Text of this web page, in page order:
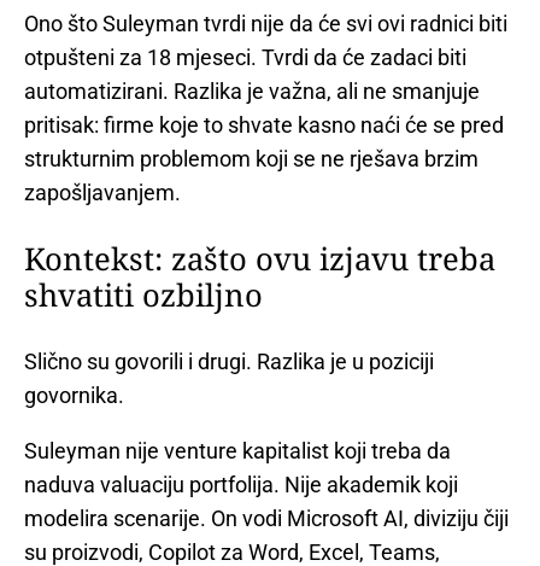
Ono što Suleyman tvrdi nije da će svi ovi radnici biti
otpušteni za 18 mjeseci. Tvrdi da će zadaci biti
automatizirani. Razlika je važna, ali ne smanjuje
pritisak: firme koje to shvate kasno naći će se pred
strukturnim problemom koji se ne rješava brzim
zapošljavanjem.
Kontekst: zašto ovu izjavu treba
shvatiti ozbiljno
Slično su govorili i drugi. Razlika je u poziciji
govornika.
Suleyman nije venture kapitalist koji treba da
naduva valuaciju portfolija. Nije akademik koji
modelira scenarije. On vodi Microsoft AI, diviziju čiji
su proizvodi, Copilot za Word, Excel, Teams,